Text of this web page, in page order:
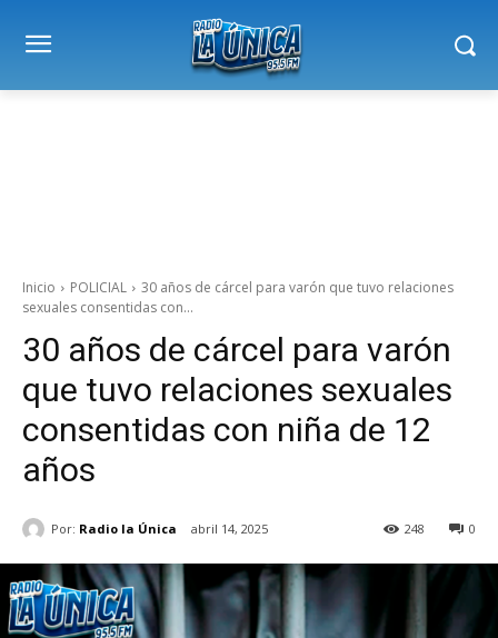
Inicio POLICIAL
30 años de cárcel para varón que tuvo relaciones
sexuales consentidas con...
30 años de cárcel para varón
que tuvo relaciones sexuales
consentidas con niña de 12
años
Por: Radio la Única abril 14, 2025 0
248